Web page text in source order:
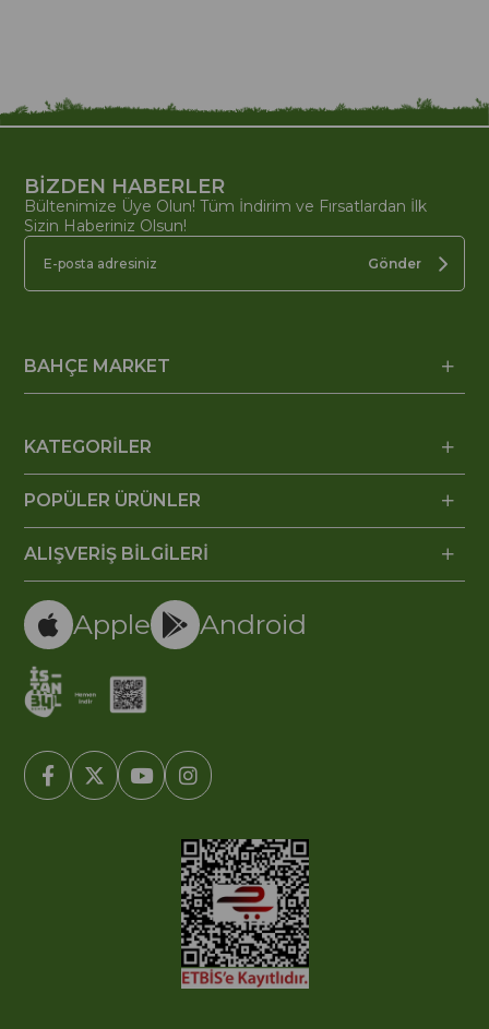
BİZDEN HABERLER
Bültenimize Üye Olun! Tüm İndirim ve Fırsatlardan İlk
Sizin Haberiniz Olsun!
Gönder
BAHÇE MARKET
KATEGORİLER
POPÜLER ÜRÜNLER
ALIŞVERİŞ BİLGİLERİ
Apple Android